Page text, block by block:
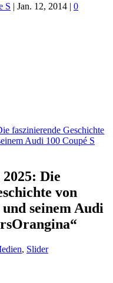
S | Jan. 12, 2014 | 0
Die
von
seinem Audi
, Slider